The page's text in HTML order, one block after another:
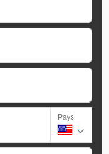
Pays